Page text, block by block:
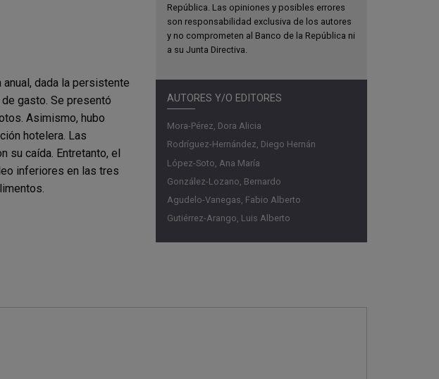
República. Las opiniones y posibles errores
son responsabilidad exclusiva de los autores
y no comprometen al Banco de la República ni
a su Junta Directiva.
AUTORES Y/O EDITORES
Mora-Pérez, Dora Alicia
Rodríguez-Hernández, Diego Hernán
López-Soto, Ana María
González-Lozano, Bernardo
Agudelo-Vanegas, Fabio Alberto
Gutiérrez-Arango, Luis Alberto
dada la persistente
gasto. Se presentó
Asimismo, hubo
hotelera. Las
su caída. Entretanto, el
inferiores en las tres